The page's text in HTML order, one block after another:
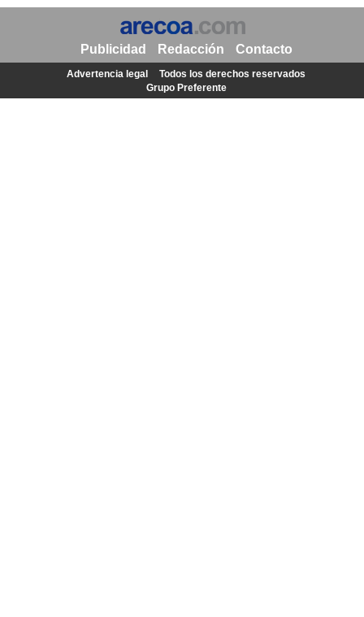
Publicidad Redacción Contacto
Advertencia legal
Todos los derechos reservados
Grupo Preferente